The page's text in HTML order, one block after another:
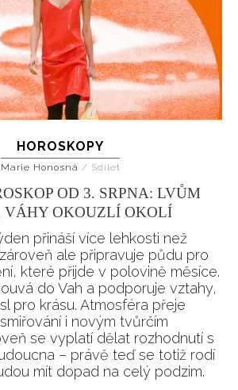
HOROSKOPY
Marie Honosná / Sdílet
OD 3. SRPNA: LVŮM
VÁHY OKOUZLÍ OKOLÍ
přináší více lehkosti než
ale připravuje půdu pro
které přijde v polovině měsíce.
do Vah a podporuje vztahy,
pro krásu. Atmosféra přeje
i novým tvůrčím
se vyplatí dělat rozhodnutí s
– právě teď se totiž rodí
mít dopad na celý podzim.